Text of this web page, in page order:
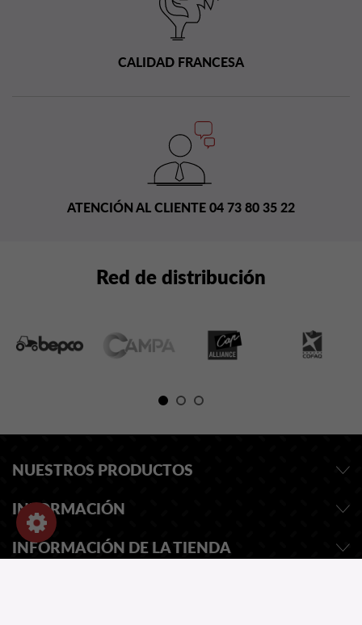
CALIDAD FRANCESA
ATENCIÓN AL CLIENTE 04 73 80 35 22
Red de distribución
NUESTROS PRODUCTOS
INFORMACIÓN
INFORMACIÓN DE LA TIENDA